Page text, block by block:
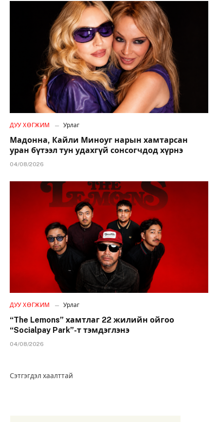
ДУУ ХӨГЖИМ Урлаг
Мадонна, Кайли Миноуг нарын хамтарсан
уран бүтээл тун удахгүй сонсогчдод хүрнэ
04/08/2026
ДУУ ХӨГЖИМ Урлаг
“The Lemons” хамтлаг 22 жилийн ойгоо
“Socialpay Park”-т тэмдэглэнэ
04/08/2026
Сэтгэгдэл хаалттай